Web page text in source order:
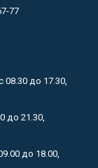
77
08.30 до 17.30,
до 21.30,
до 18.00,